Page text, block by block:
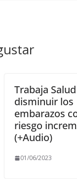
Trabaja
disminuir los
embarazos
riesgo
(+Audio)
01/06/2023